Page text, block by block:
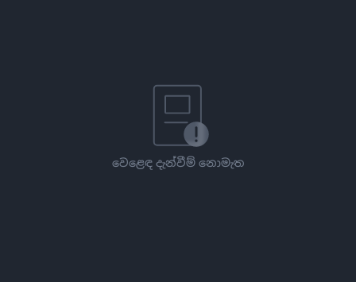
වෙළෙඳ දැන්වීම් නොමැත